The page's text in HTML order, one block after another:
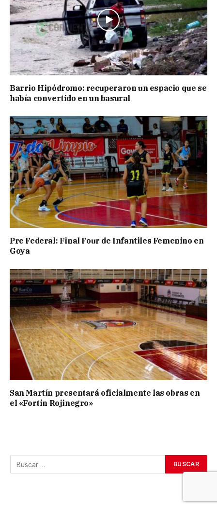
Barrio Hipódromo: recuperaron un espacio que se
había convertido en un basural
Pre Federal: Final Four de Infantiles Femenino en
Goya
San Martín presentará oficialmente las obras en
el «Fortín Rojinegro»